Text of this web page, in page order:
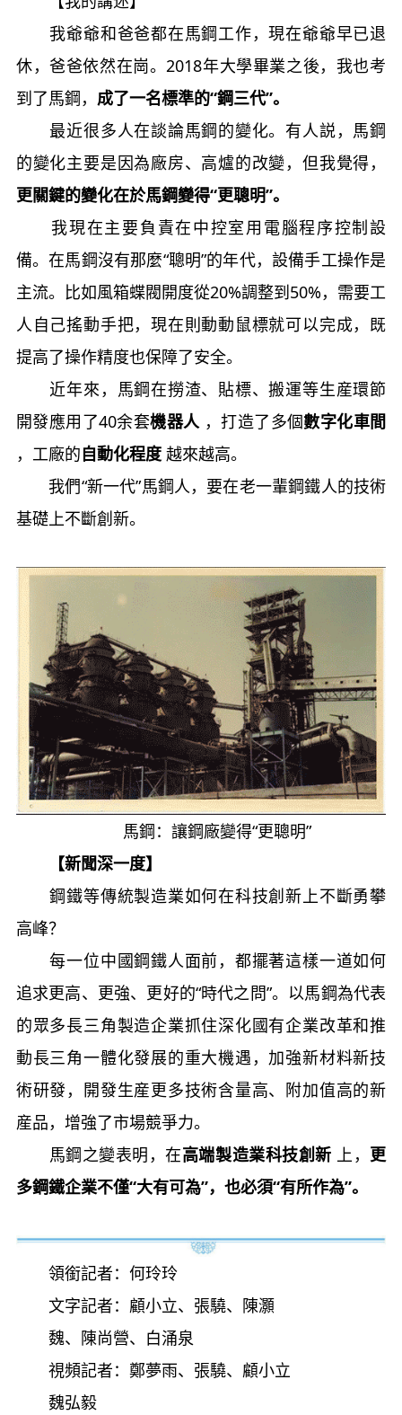
我爺爺和爸爸都在馬鋼工作，現在爺爺早已退
休，爸爸依然在崗。2018年大學畢業之後，我也考
到了馬鋼， 成了一名標準的“鋼三代”。
最近很多人在談論馬鋼的變化。有人説，馬鋼
的變化主要是因為廠房、高爐的改變，但我覺得，
更關鍵的變化在於馬鋼變得“更聰明”。
我現在主要負責在中控室用電腦程序控制設
備。在馬鋼沒有那麼“聰明”的年代，設備手工操作是
主流。比如風箱蝶閥開度從20%調整到50%，需要工
人自己搖動手把，現在則動動鼠標就可以完成，既
提高了操作精度也保障了安全。
近年來，馬鋼在撈渣、貼標、搬運等生産環節
開發應用了40余套機器人，打造了多個數字化車間
，工廠的自動化程度越來越高。
我們“新一代”馬鋼人，要在老一輩鋼鐵人的技術
基礎上不斷創新。
馬鋼：讓鋼廠變得“更聰明”
【新聞深一度】
鋼鐵等傳統製造業如何在科技創新上不斷勇攀
高峰？
每一位中國鋼鐵人面前，都擺著這樣一道如何
追求更高、更強、更好的“時代之問”。以馬鋼為代表
的眾多長三角製造企業抓住深化國有企業改革和推
動長三角一體化發展的重大機遇，加強新材料新技
術研發，開發生産更多技術含量高、附加值高的新
産品，增強了市場競爭力。
馬鋼之變表明，在高端製造業科技創新 上， 更
多鋼鐵企業不僅“大有可為”，也必須“有所作為”。
領銜記者：何玲玲
文字記者：顧小立、張驍、陳灝
魏、陳尚營、白涌泉
視頻記者：鄭夢雨、張驍、顧小立
魏弘毅